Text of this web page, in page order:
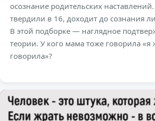
осознание родительских
твердили в 16, доходит до сознания
В этой подборке — наглядное
теории. У кого мама тоже говорила «я
говорила»?